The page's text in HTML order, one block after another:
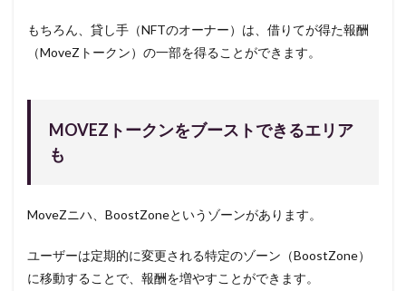
もちろん、貸し手（NFTのオーナー）は、借りてが得た報酬
（MoveZトークン）の一部を得ることができます。
MOVEZトークンをブーストできるエリア
も
MoveZニハ、BoostZoneというゾーンがあります。
ユーザーは定期的に変更される特定のゾーン（BoostZone）
に移動することで、報酬を増やすことができます。